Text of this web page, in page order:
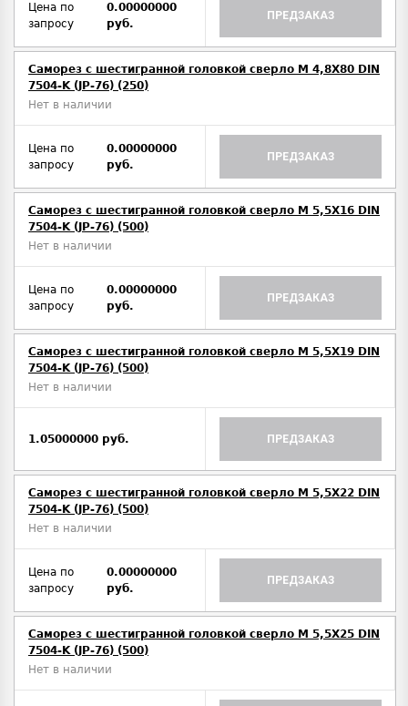
Цена по
запросу
0.00000000
руб.
ПРЕДЗАКАЗ
Саморез с шестигранной головкой сверло М 4,8Х80 DIN
7504-K (JP-76) (250)
Нет в наличии
Цена по
запросу
0.00000000
руб.
ПРЕДЗАКАЗ
Саморез с шестигранной головкой сверло М 5,5Х16 DIN
7504-K (JP-76) (500)
Нет в наличии
Цена по
запросу
0.00000000
руб.
ПРЕДЗАКАЗ
Саморез с шестигранной головкой сверло М 5,5Х19 DIN
7504-K (JP-76) (500)
Нет в наличии
1.05000000 руб. ПРЕДЗАКАЗ
Саморез с шестигранной головкой сверло М 5,5Х22 DIN
7504-K (JP-76) (500)
Нет в наличии
Цена по
запросу
0.00000000
руб.
ПРЕДЗАКАЗ
Саморез с шестигранной головкой сверло М 5,5Х25 DIN
7504-K (JP-76) (500)
Нет в наличии